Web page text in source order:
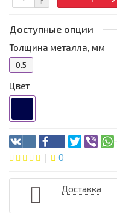
Доступные опции
Толщина металла, мм
0.5
Цвет
0
Доставка